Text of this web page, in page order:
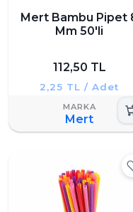
Mert Bambu Pipet
Mm 50'li
112,50 TL
2,25 TL / Adet
Mert